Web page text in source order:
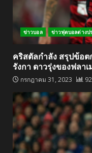
ข่าวบอล ข่าวฟุตบอลต่างป
คริสตัลกำลัง สรุปข้อ
รังกา ดาวรุ่งของฟลาเ
กรกฎาคม 31, 2023